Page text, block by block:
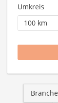
Umkreis
Branche